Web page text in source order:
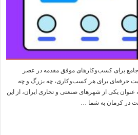
برای کسب‌وکارهای موفق مقدمه در عصر
حرفه‌ای برای هر کسب‌وکاری، چه بزرگ و چه
یکی از شهرهای صنعتی و تجاری ایران، از این
در کرمان به شما …